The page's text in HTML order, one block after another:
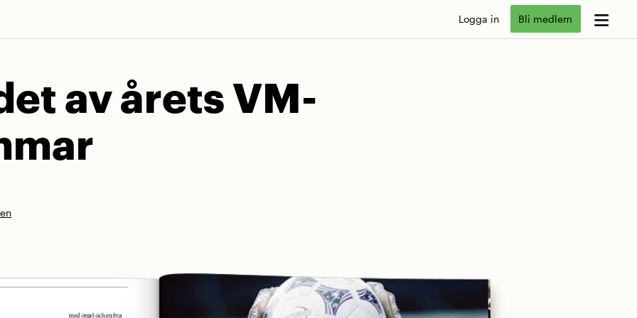
Logga in Bli medlem
av årets VM-